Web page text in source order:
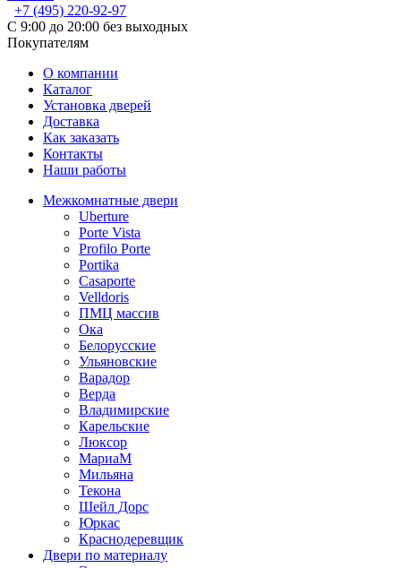
+7 (495) 220-92-97
С 9:00 до 20:00 без выходных
Покупателям
О компании
Каталог
Установка дверей
Доставка
Как заказать
Контакты
Наши работы
Межкомнатные двери
Uberture
Porte Vista
Profilo Porte
Portika
Casaporte
Velldoris
ПМЦ массив
Ока
Белорусские
Ульяновские
Варадор
Верда
Владимирские
Карельские
Люксор
МариаМ
Мильяна
Текона
Шейл Дорс
Юркас
Краснодеревщик
Двери по материалу